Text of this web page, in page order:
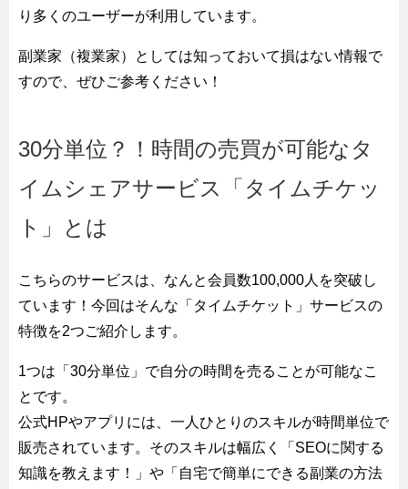
り多くのユーザーが利用しています。
副業家（複業家）としては知っておいて損はない情報で
すので、ぜひご参考ください！
30分単位？！時間の売買が可能なタ
イムシェアサービス「タイムチケッ
ト」とは
こちらのサービスは、なんと会員数100,000人を突破し
ています！今回はそんな「タイムチケット」サービスの
特徴を2つご紹介します。
1つは「30分単位」で自分の時間を売ることが可能なこ
とです。
公式HPやアプリには、一人ひとりのスキルが時間単位で
販売されています。そのスキルは幅広く「SEOに関する
知識を教えます！」や「自宅で簡単にできる副業の方法